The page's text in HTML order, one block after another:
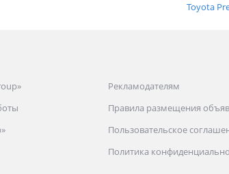
Toyota
Рекламодателям
Правила размещения
Пользовательское
Политика